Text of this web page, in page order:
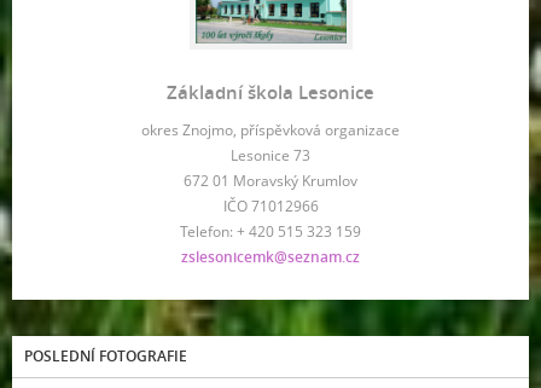
Základní škola Lesonice
okres Znojmo, příspěvková organizace
Lesonice 73
672 01 Moravský Krumlov
IČO 71012966
Telefon: + 420 515 323 159
zslesonicemk@seznam.cz
POSLEDNÍ FOTOGRAFIE